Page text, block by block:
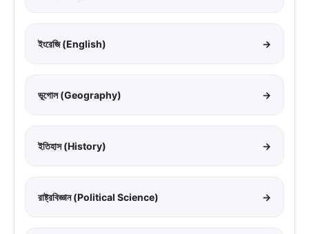
ইংরেজি (English) →
ভূগোল (Geography) →
ইতিহাস (History) →
রাষ্ট্রবিজ্ঞান (Political Science) →